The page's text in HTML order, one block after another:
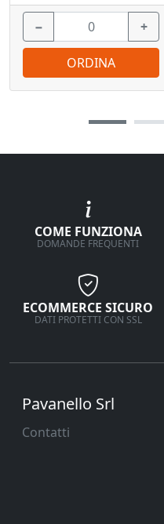
− +
ORDINA
COME FUNZIONA
DOMANDE FREQUENTI
ECOMMERCE SICURO
DATI PROTETTI CON SSL
Pavanello Srl
Contatti